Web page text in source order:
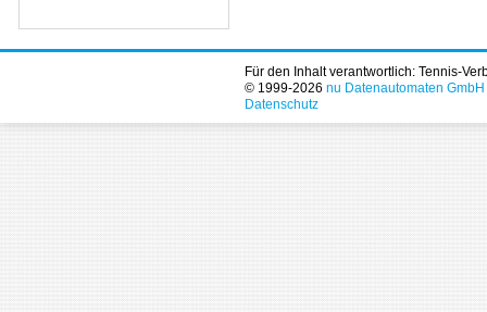
Für den Inhalt verantwortlich: Tennis-
© 1999-2026 nu Datenautomaten
Datenschutz